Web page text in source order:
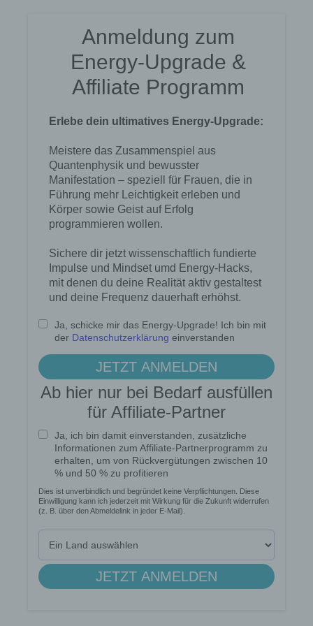
Rahmen eines bestimmten Untersuchungsauftrags
nach dem Unionsrecht oder dem Recht der
Mitgliedstaaten möglicherweise
personenbezogene Daten erhalten, gelten jedoch
nicht als Empfänger.
Behörde, Einrichtung oder andere Stelle außer der
betroffenen Person, dem Verantwortlichen, dem
Auftragsverarbeiter und den Personen, die unter
der unmittelbaren Verantwortung des
Verantwortlichen oder des Auftragsverarbeiters
befugt sind, die personenbezogenen Daten zu
verarbeiten.
k) Einwilligung
Einwilligung ist jede von der betroffenen Person
freiwillig für den bestimmten Fall in informierter
Willensbekundung in Form einer Erklärung oder
einer sonstigen eindeutigen bestätigenden
verstehen gibt, dass sie mit der Verarbeitung der
sie betreffenden personenbezogenen Daten
einverstanden ist.
Name und Anschrift des für die Verarbeitung
Verantwortlichen
Verantwortlicher im Sinne der Datenschutz-
Grundverordnung, sonstiger in den Mitgliedstaaten
der Europäischen Union geltenden
Datenschutzgesetze und anderer Bestimmungen
Andrea Rindle, Francisco Schnell